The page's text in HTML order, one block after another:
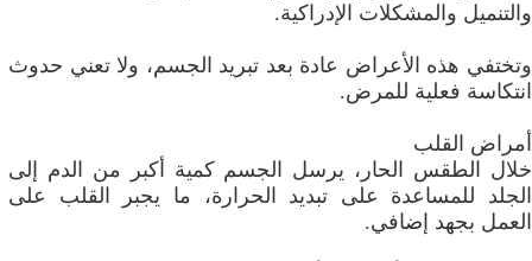
والتنميل والمشكلات الإدراكية.
وتختفي هذه الأعراض عادة بعد تبريد الجسم، ولا تعني حدوث
انتكاسة فعلية للمرض.
أمراض القلب
خلال الطقس الحار، يرسل الجسم كمية أكبر من الدم إلى
الجلد للمساعدة على تبديد الحرارة، ما يجبر القلب على
العمل بجهد إضافي.